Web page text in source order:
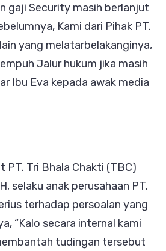
gaji Security masih berlanjut
Kami dari Pihak PT.
yang melatarbelakanginya,
Jalur hukum jika masih
Ibu Eva kepada awak media
PT. Tri Bhala Chakti (TBC)
selaku anak perusahaan PT.
terhadap persoalan yang
“Kalo secara internal kami
tudingan tersebut